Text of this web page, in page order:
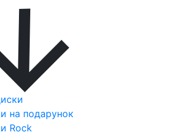
на подарунок
Rock